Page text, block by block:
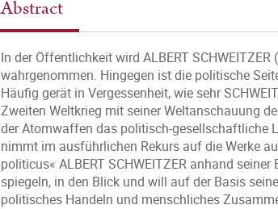
Abstract
In der Öffentlichkeit wird ALBERT
wahrgenommen. Hingegen ist die politische
Häufig gerät in Vergessenheit, wie sehr
Zweiten Weltkrieg mit seiner Weltanschauung
der Atomwaffen das politisch-gesellschaftliche
nimmt im ausführlichen Rekurs auf die Werke
politicus« ALBERT SCHWEITZER anhand
spiegeln, in den Blick und will auf der Basis
politisches Handeln und menschliches